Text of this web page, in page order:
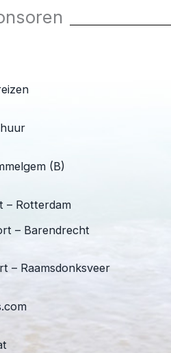
(B)
– Rotterdam
– Barendrecht
– Raamsdonksveer